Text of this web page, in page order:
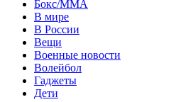
Бокс/MMA
В мире
В России
Вещи
Военные новости
Волейбол
Гаджеты
Дети